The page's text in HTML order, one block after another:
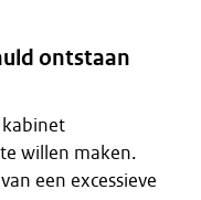
ontstaan
kabinet
willen maken.
een excessieve